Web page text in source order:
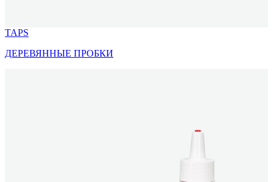
TAPS
ДЕРЕВЯННЫЕ ПРОБКИ